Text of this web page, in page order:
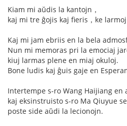
Kiam mi aŭdis la kantojn，
kaj mi tre ĝojis kaj fieris，ke
Kaj mi jam ebriis en la bela
Nun mi memoras pri la emociaj
kiuj larmas plene en miaj okuloj.
Bone ludis kaj ĝuis gaje en
Intertempe s-ro Wang Haijiang en
kaj eksinstruisto s-ro Ma Qiuyue
poste side aŭdi la lecionojn.